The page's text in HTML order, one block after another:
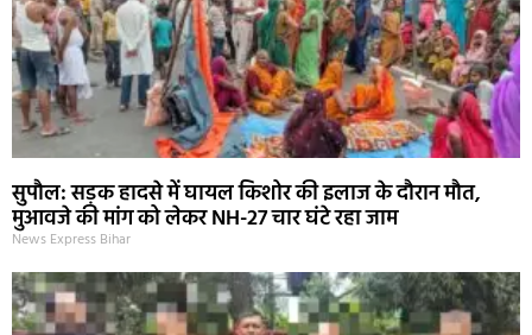
सुपौल: सड़क हादसे में घायल किशोर की इलाज के दौरान मौत,
मुआवजे की मांग को लेकर NH-27 चार घंटे रहा जाम
News Express Bihar